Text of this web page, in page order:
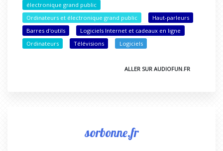
électronique grand public
Ordinateurs et électronique grand public
Haut-parleurs
Barres d'outils
Logiciels Internet et cadeaux en ligne
Ordinateurs
Télévisions Logiciels
ALLER SUR AUDIOFUN.FR
sorbonne.fr